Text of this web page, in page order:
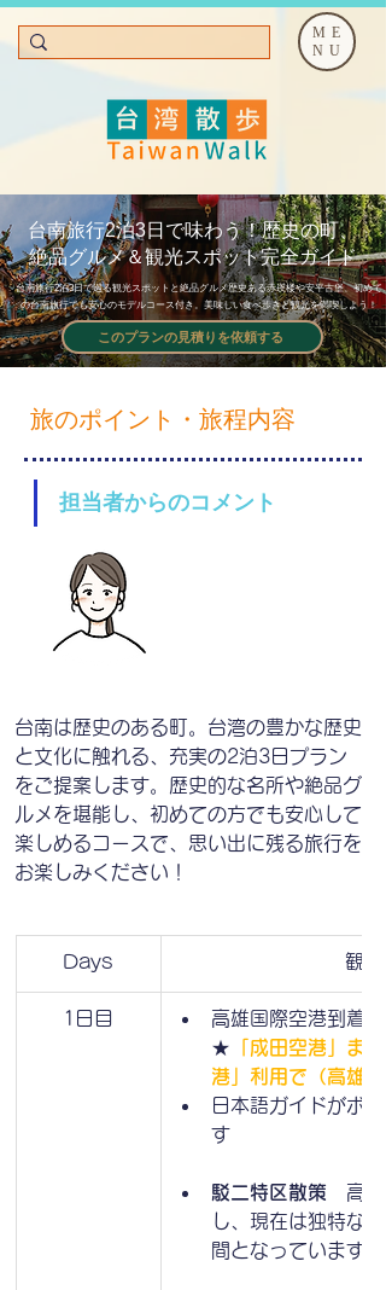
ME
NU
台南旅行2泊3日で味わう！歴史の町、
絶品グルメ＆観光スポット完全ガイド
台南旅行2泊3日で巡る観光スポットと絶品グルメ歴史ある赤崁楼や安平古堡、初めて
の台南旅行でも安心のモデルコース付き。美味しい食べ歩きと観光を満喫しよう！
このプランの見積りを依頼する
旅のポイント・旅程内容
担当者からのコメント
台南は歴史のある町。台湾の豊かな歴史
と文化に触れる、充実の2泊3日プラン
をご提案します。歴史的な名所や絶品グ
ルメを堪能し、初めての方でも安心して
楽しめるコースで、思い出に残る旅行を
お楽しみください！
Days 観光
1日目
高雄国際空港到着
★ 「成田空港」ま
港」利用で（高雄へ
日本語ガイドがボ
す
駁二特区散策 高雄
し、現在は独特な
間となっています